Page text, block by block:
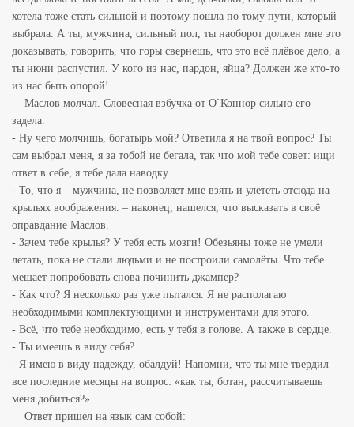
хотела тоже стать сильной и поэтому пошла по тому пути, который
выбрала. А ты, мужчина, сильный пол, ты наоборот должен мне это
доказывать, говорить, что горы свернешь, что это всё плёвое дело, а
ты нюни распустил. У кого из нас, пардон, яйца? Должен же кто-то
из нас быть опорой!
Маслов молчал. Словесная взбучка от О`Коннор сильно его
задела.
- Ну чего молчишь, богатырь мой? Ответила я на твой вопрос? Ты
сам выбрал меня, я за тобой не бегала, так что мой тебе совет: ищи
ответ в себе, я тебе дала наводку.
- То, что я – мужчина, не позволяет мне взять и улететь отсюда на
крыльях воображения. – наконец, нашелся, что высказать в своё
оправдание Маслов.
- Зачем тебе крылья? У тебя есть мозги! Обезьяны тоже не умели
летать, пока не стали людьми и не построили самолёты. Что тебе
мешает попробовать снова починить джампер?
- Как что? Я несколько раз уже пытался. Я не располагаю
необходимыми комплектующими и инструментами для этого.
- Всё, что тебе необходимо, есть у тебя в голове. А также в сердце.
- Ты имеешь в виду себя?
- Я имею в виду надежду, обалдуй! Напомни, что ты мне твердил
все последние месяцы на вопрос: «как ты, ботан, рассчитываешь
меня добиться?».
Ответ пришел на язык сам собой: